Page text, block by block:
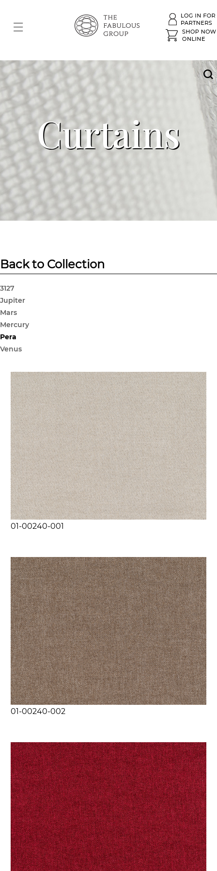
Curtains
Back to Collection
3127
Jupiter
Mars
Mercury
Pera
Venus
01-00240-001
01-00240-002